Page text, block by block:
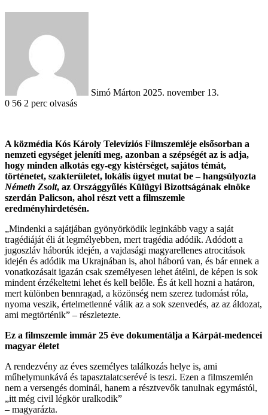
Simó Márton 2025. november 13.
0 56 2 perc olvasás
A közmédia Kós Károly Televíziós Filmszemléje elsősorban a
nemzeti egységet jeleníti meg, azonban a szépségét az is adja,
hogy minden alkotás egy-egy kistérséget, sajátos témát,
történetet, szakterületet, lokális ügyet mutat be – hangsúlyozta
Németh Zsolt, az Országgyűlés Külügyi Bizottságának elnöke
szerdán Palicson, ahol részt vett a filmszemle
eredményhirdetésén.
„Mindenki a sajátjában gyönyörködik leginkább vagy a saját
tragédiáját éli át legmélyebben, mert tragédia adódik. Adódott a
jugoszláv háborúk idején, a vajdasági magyarellenes atrocitások
idején és adódik ma Ukrajnában is, ahol háború van, és bár ennek a
vonatkozásait igazán csak személyesen lehet átélni, de képen is sok
mindent érzékeltetni lehet és kell belőle. És át kell hozni a határon,
mert különben bennragad, a közönség nem szerez tudomást róla,
nyoma veszik, értelmetlenné válik az a sok szenvedés, az az áldozat,
ami megtörténik” – részletezte.
Ez a filmszemle immár 25 éve dokumentálja a Kárpát-medencei
magyar életet
A rendezvény az éves személyes találkozás helye is, ami
műhelymunkává és tapasztalatcserévé is teszi. Ezen a filmszemlén
nem a versengés dominál, hanem a résztvevők tanulnak egymástól,
„itt még civil légkör uralkodik”
– magyarázta.